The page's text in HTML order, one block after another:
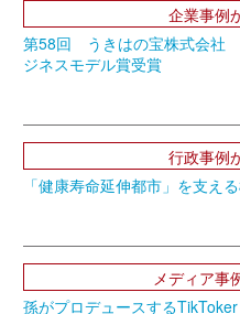
企業事例
第58回 うきはの宝株式会
ジネスモデル賞受賞
行政事例
「健康寿命延伸都市」を支え
メディア事
孫がプロデュースする